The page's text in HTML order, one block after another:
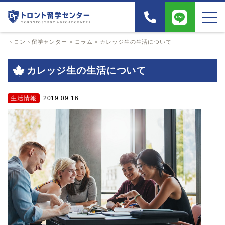
トロント留学センター > コラム > カレッジ生の生活について
カレッジ生の生活について
生活情報 2019.09.16